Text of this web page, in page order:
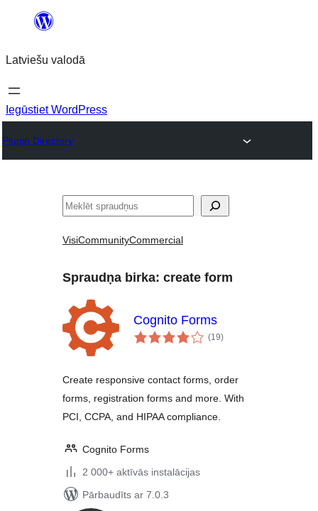
Pāriet
saturu
Latviešu valodā
Iegūstiet WordPress
Plugin Directory
Meklēt
VisiCommunityCommercial
Spraudņa birka: create form
Cognito Forms
(19vērtējumu
kopsumma
)
Create responsive contact forms, order
forms, registration forms and more. With
PCI, CCPA, and HIPAA compliance.
Cognito Forms
2 000+ aktīvās instalācijas
Pārbaudīts ar 7.0.3